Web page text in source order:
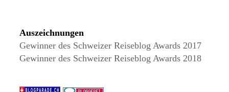
Auszeichnungen
Gewinner des Schweizer Reiseblog Awards 2017
Gewinner des Schweizer Reiseblog Awards 2018